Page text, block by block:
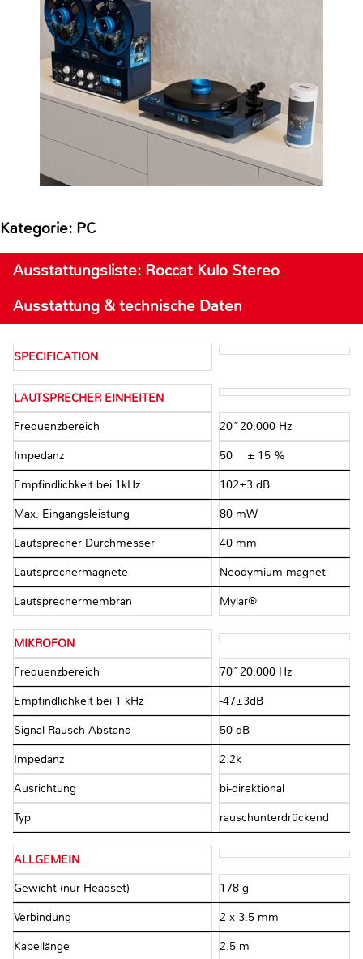
Kategorie: PC
Ausstattungsliste: Roccat Kulo Stereo
Ausstattung & technische Daten
SPECIFICATION
LAUTSPRECHER EINHEITEN
Frequenzbereich 20~20.000 Hz
Impedanz 50 Ω ± 15 %
Empfindlichkeit bei 1kHz 102±3 dB
Max. Eingangsleistung 80 mW
Lautsprecher Durchmesser 40 mm
Lautsprechermagnete Neodymium magnet
Lautsprechermembran Mylar®
MIKROFON
Frequenzbereich 70~20.000 Hz
Empfindlichkeit bei 1 kHz -47±3dB
Signal-Rausch-Abstand 50 dB
Impedanz 2.2kΩ
Ausrichtung bi-direktional
Typ rauschunterdrückend
ALLGEMEIN
Gewicht (nur Headset) 178 g
Verbindung 2 x 3.5 mm
Kabellänge 2.5 m